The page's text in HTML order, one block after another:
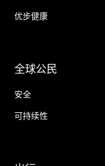
优步健康
全球公民
安全
可持续性